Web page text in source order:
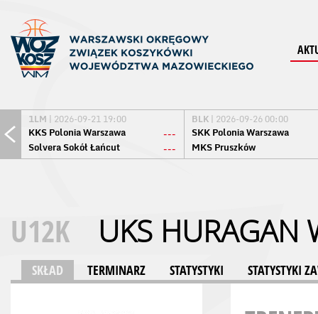
1LM | 2026-09-21 19:00
KKS Polonia Warszawa
---
Solvera Sokół Łańcut
---
BLK | 2026-09-26 00:00
SKK Polonia Warszawa
MKS Pruszków
U12K UKS HURAGAN
SKŁAD TERMINARZ STATYSTYKI STATYSTYKI